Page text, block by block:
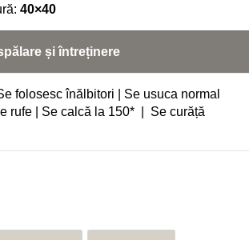
40×40
și întreținere
folosesc înălbitori | Se usuca normal
rufe | Se calcă la 150* | Se curăță